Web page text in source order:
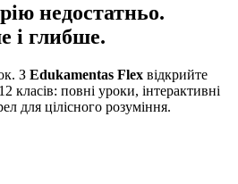
недостатньо.
і глибше.
З Edukamentas Flex відкрийте
класів: повні уроки, інтерактивні
для цілісного розуміння.